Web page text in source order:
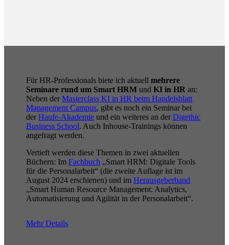
Für HR-Professionals biete ich aktuellmehrere
Seminare rund um Smart HRM undKI in HR an:
Neben derMasterclass KI in HR beim Handelsblatt
Management Campus, gibt es noch ein Seminar bei
derHaufe-Akademie und ein weiteres an derDigethic
Business School. Auch Inhouse-Trainings können
angefragt werden.
Vertieft werden diese Themen in zwei aktuellen
Büchern: ImFachbuch „Smart HRM: Digitale Tools
für die Personalarbeit“ (die zweite Auflage ist im
August 2024 erschienen) und imHerausgeberband
„Smart Human Resource Management: Analytics,
Automatisierung und Agilität in der Personalarbeit“.
Mehr Details